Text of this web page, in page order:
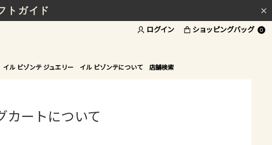
トガイド
ログイン ショッピングバッグ 0
イル ビゾンテ ジュエリー イル ビゾンテについて 店舗検索
カートについて